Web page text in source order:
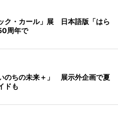
ク・カール」展 日本語版「はら
周年で
のちの未来＋」 展示外企画で夏
ドも